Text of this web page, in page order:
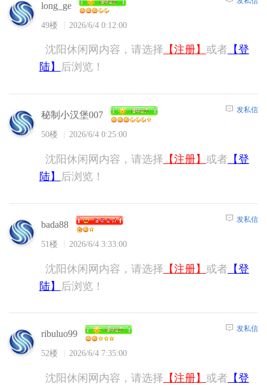
long_ge
49楼 2026/6/4 0:12:00
沈阳休闲网内容，请选择 【注册】 或者 【登
陆】
后浏览！
秘制小汉堡007
50楼 2026/6/4 0:25:00
发私信
沈阳休闲网内容，请选择 【注册】 或者 【登
陆】
后浏览！
bada88
51楼 2026/6/4 3:33:00
发私信
沈阳休闲网内容，请选择 【注册】 或者 【登
陆】
后浏览！
ribuluo99
52楼 2026/6/4 7:35:00
发私信
沈阳休闲网内容，请选择 【注册】 或者 【登